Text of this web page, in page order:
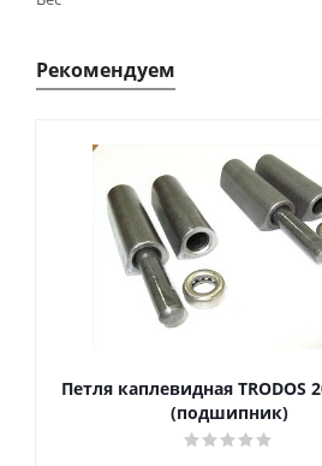
Рекомендуем
Петля каплевидная TRODOS
(подшипник)